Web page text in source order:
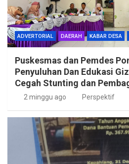
ADVERTORIAL DAERAH KABAR DESA
Puskesmas dan Pemdes
Penyuluhan Dan Edukasi
Cegah Stunting dan
2 minggu ago Perspektif